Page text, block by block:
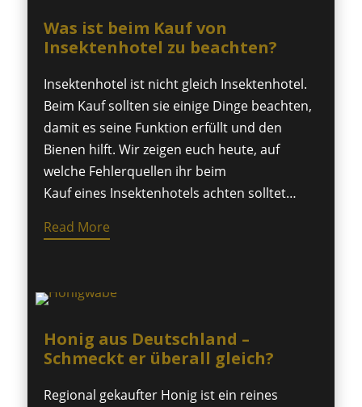
Was ist beim Kauf von
Insektenhotel zu beachten?
Insektenhotel ist nicht gleich Insektenhotel.
Beim Kauf sollten sie einige Dinge beachten,
damit es seine Funktion erfüllt und den
Bienen hilft. Wir zeigen euch heute, auf
welche Fehlerquellen ihr beim
Kauf eines Insektenhotels achten solltet…
Read More
Honig aus Deutschland –
Schmeckt er überall gleich?
Regional gekaufter Honig ist ein reines